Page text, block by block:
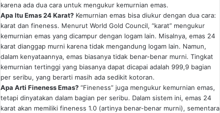
karena ada dua cara untuk mengukur kemurnian emas.
Apa Itu Emas 24 Karat? Kemurnian emas bisa diukur dengan dua cara:
karat dan fineness. Menurut World Gold Council, “karat” mengukur
kemurnian emas yang dicampur dengan logam lain. Misalnya, emas 24
karat dianggap murni karena tidak mengandung logam lain. Namun,
dalam kenyataannya, emas biasanya tidak benar-benar murni. Tingkat
kemurnian tertinggi yang biasanya dapat dicapai adalah 999,9 bagian
per seribu, yang berarti masih ada sedikit kotoran.
Apa Arti Fineness Emas? “Fineness” juga mengukur kemurnian emas,
tetapi dinyatakan dalam bagian per seribu. Dalam sistem ini, emas 24
karat akan memiliki fineness 1.0 (artinya benar-benar murni), sementara